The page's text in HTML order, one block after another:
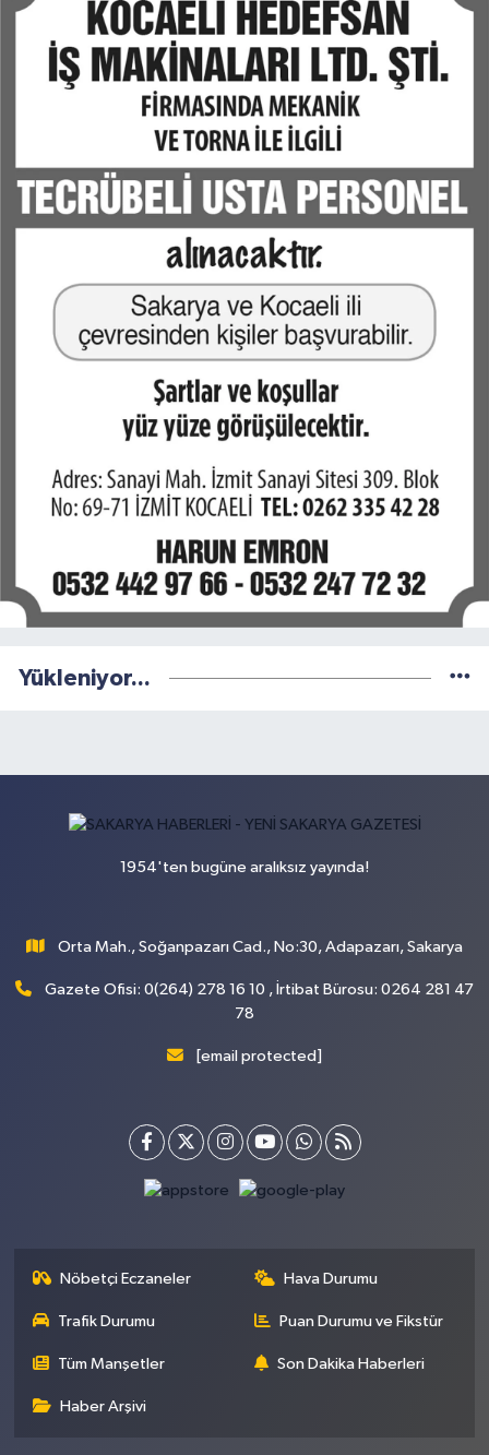
Yükleniyor...
1954'ten bugüne aralıksız yayında!
Orta Mah., Soğanpazarı Cad., No:30, Adapazarı, Sakarya
Gazete Ofisi: 0(264) 278 16 10 , İrtibat Bürosu: 0264 281 47
78
[email protected]
Nöbetçi Eczaneler Hava Durumu
Trafik Durumu Puan Durumu ve Fikstür
Tüm Manşetler Son Dakika Haberleri
Haber Arşivi